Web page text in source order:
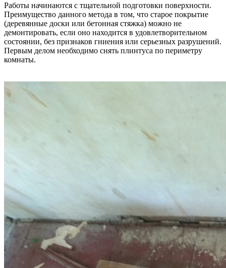
Работы начинаются с тщательной подготовки поверхности.
Преимущество данного метода в том, что старое покрытие
(деревянные доски или бетонная стяжка) можно не
демонтировать, если оно находится в удовлетворительном
состоянии, без признаков гниения или серьезных разрушений.
Первым делом необходимо снять плинтуса по периметру
комнаты.